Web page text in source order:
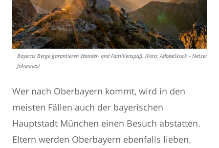
Bayerns Berge garantieren Wander- und Familienspaß. (Foto: AdobeStock – Netzer
Johannes)
Wer nach Oberbayern kommt, wird in den
meisten Fällen auch der bayerischen
Hauptstadt München einen Besuch abstatten.
Eltern werden Oberbayern ebenfalls lieben.